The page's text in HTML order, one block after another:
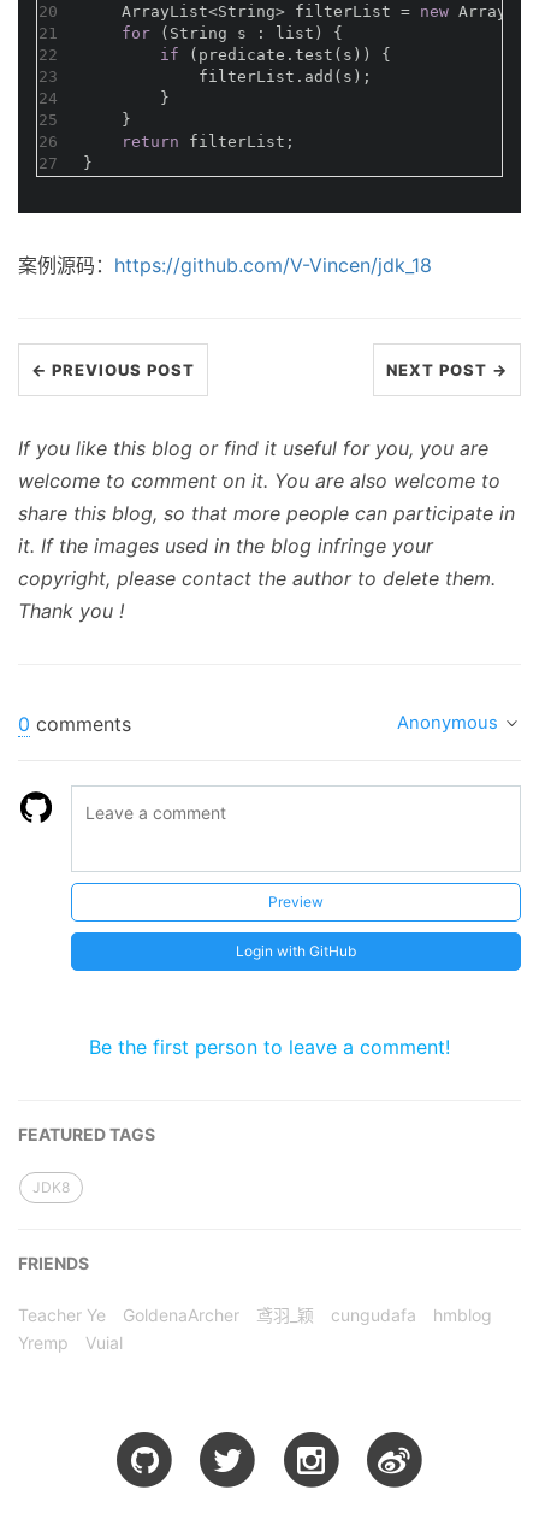
20
21
22
23
24
25
26
27
    ArrayList<String> filterList =
new
for (String s : list) {
if (predicate.test(s)) {
            filterList.add(s);
        }
    }
return filterList;
}
案例源码： https://github.com/V-Vincen/jdk_18
← PREVIOUS POST NEXT POST →
If you like this blog or find it useful for you, you are
welcome to comment on it. You are also welcome to
share this blog, so that more people can participate in
it. If the images used in the blog infringe your
copyright, please contact the author to delete them.
Thank you !
0 comments Anonymous
Preview
Login with GitHub
Be the first person to leave a comment!
FEATURED TAGS
JDK8
FRIENDS
Teacher Ye GoldenaArcher 鸢羽_颖 cungudafa
hmblog
Yremp
Vuial